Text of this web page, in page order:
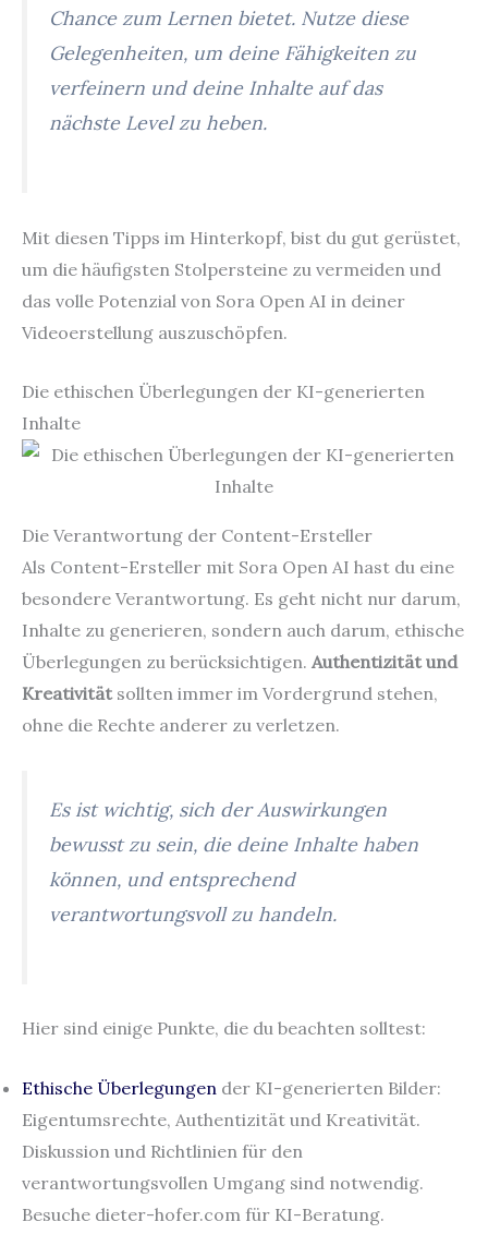
Chance zum Lernen bietet. Nutze diese
Gelegenheiten, um deine Fähigkeiten zu
verfeinern und deine Inhalte auf das
nächste Level zu heben.
Mit diesen Tipps im Hinterkopf, bist du gut gerüstet,
um die häufigsten Stolpersteine zu vermeiden und
das volle Potenzial von Sora Open AI in deiner
Videoerstellung auszuschöpfen.
Die ethischen Überlegungen der KI-generierten
Inhalte
Die Verantwortung der Content-Ersteller
Als Content-Ersteller mit Sora Open AI hast du eine
besondere Verantwortung. Es geht nicht nur darum,
Inhalte zu generieren, sondern auch darum, ethische
Überlegungen zu berücksichtigen. Authentizität und
Kreativitätsollten immer im Vordergrund stehen,
ohne die Rechte anderer zu verletzen.
Es ist wichtig, sich der Auswirkungen
bewusst zu sein, die deine Inhalte haben
können, und entsprechend
verantwortungsvoll zu handeln.
Hier sind einige Punkte, die du beachten solltest:
Ethische Überlegungen der KI-generierten Bilder:
Eigentumsrechte, Authentizität und Kreativität.
Diskussion und Richtlinien für den
verantwortungsvollen Umgang sind notwendig.
Besuche dieter-hofer.com für KI-Beratung.